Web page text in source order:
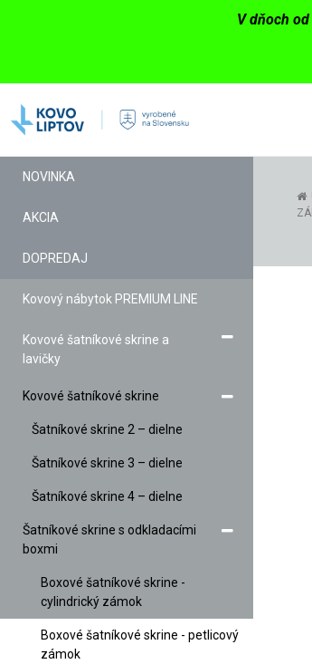
V dňoch
NOVINKA
AKCIA
DOPREDAJ
Kovový nábytok PREMIUM LINE
Kovové šatníkové skrine a
lavičky
Kovové šatníkové skrine
Šatníkové skrine 2 – dielne
Šatníkové skrine 3 – dielne
Šatníkové skrine 4 – dielne
Šatníkové skrine s odkladacími
boxmi
Boxové šatníkové skrine -
cylindrický zámok
Boxové šatníkové skrine - petlicový
zámok